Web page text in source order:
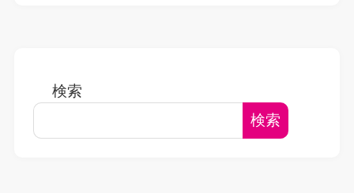
検索
検索